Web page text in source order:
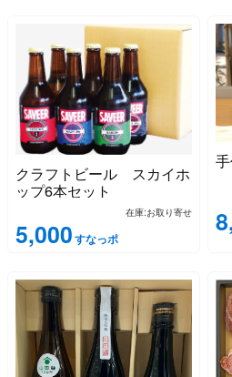
クラフトビール スカイホ
ップ6本セット
在庫:お取り寄せ
5,000すなっポ